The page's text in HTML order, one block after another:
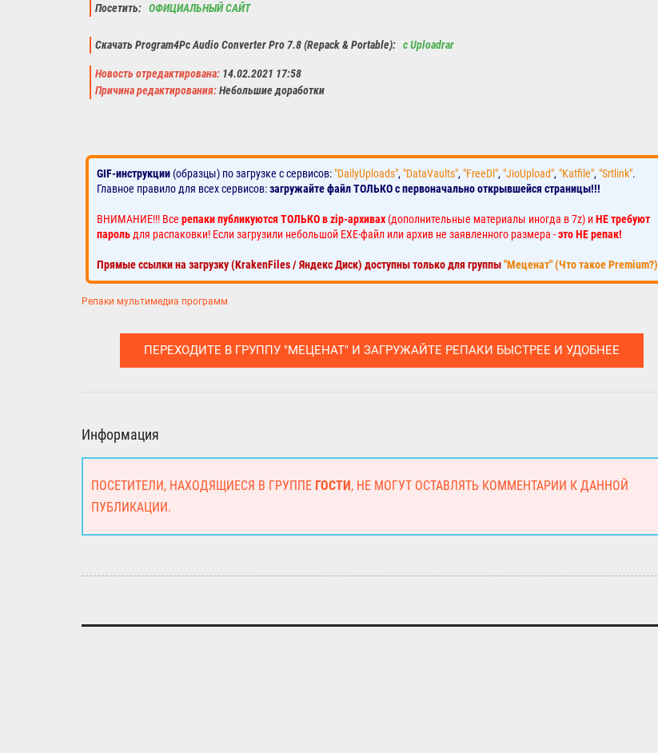
Посетить: ОФИЦИАЛЬНЫЙ САЙТ
Скачать Program4Pc Audio Converter Pro 7.8 (Repack & Portable): с Uploadrar
Новость отредактирована: 14.02.2021 17:58
Причина редактирования:Небольшие доработки
GIF-инструкции (образцы) по загрузке с сервисов: "DailyUploads", "DataVaults", "FreeDl", "JioUpload", "Katfile", "Srtlink".
Главное правило для всех сервисов:загружайте файл ТОЛЬКО с первоначально открывшейся страницы!!!
ВНИМАНИЕ!!! Все репаки публикуются ТОЛЬКО в zip-архивах(дополнительные материалы иногда в 7z) иНЕ требуют
пароль для распаковки! Если загрузили небольшой EXE-файл или архив не заявленного размера -это НЕ репак!
Прямые ссылки на загрузку (KrakenFiles / Яндекс Диск) доступны только для группы"Меценат" (Что такое Premium?)
Репаки мультимедиа программ
ПЕРЕХОДИТЕ В ГРУППУ "МЕЦЕНАТ" И ЗАГРУЖАЙТЕ РЕПАКИ БЫСТРЕЕ И УДОБНЕЕ
Информация
ПОСЕТИТЕЛИ, НАХОДЯЩИЕСЯ В ГРУППЕ ГОСТИ, НЕ МОГУТ ОСТАВЛЯТЬ КОММЕНТАРИИ К ДАННОЙ
ПУБЛИКАЦИИ.